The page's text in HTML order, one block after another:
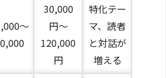
〜
30,000
円〜
120,000
円
特化テー
マ、読者
と対話が
増える